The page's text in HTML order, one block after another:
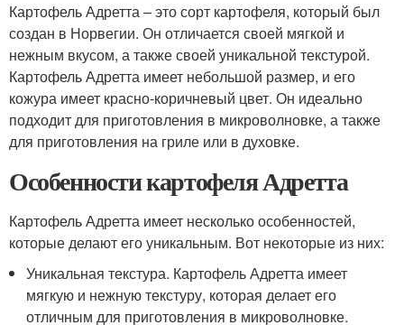
Картофель Адретта – это сорт картофеля, который был
создан в Норвегии. Он отличается своей мягкой и
нежным вкусом, а также своей уникальной текстурой.
Картофель Адретта имеет небольшой размер, и его
кожура имеет красно-коричневый цвет. Он идеально
подходит для приготовления в микроволновке, а также
для приготовления на гриле или в духовке.
Особенности картофеля Адретта
Картофель Адретта имеет несколько особенностей,
которые делают его уникальным. Вот некоторые из них:
Уникальная текстура. Картофель Адретта имеет
мягкую и нежную текстуру, которая делает его
отличным для приготовления в микроволновке.